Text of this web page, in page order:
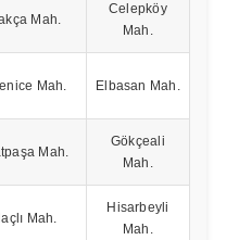
Mah.
Celepköy
Mah.
Mah. Elbasan Mah.
Mah.
Gökçeali
Mah.
Mah.
Hisarbeyli
Mah.